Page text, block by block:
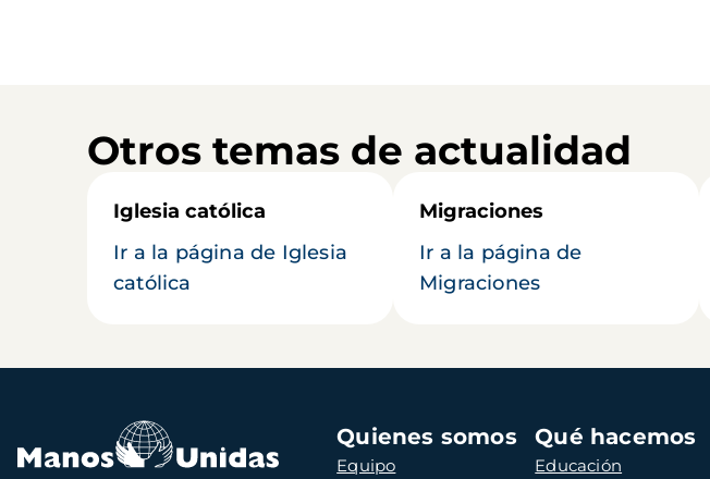
Otros temas de actualidad
Iglesia católica
Ir a la página de Iglesia
católica
Migraciones
Ir a la página de
Migraciones
Navegación
principal
Quienes somos
Equipo
Qué hacemos
Educación